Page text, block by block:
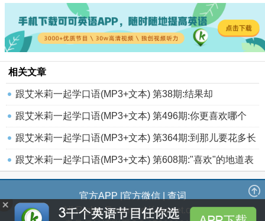
相关文章
跟艾米莉一起学口语(MP3+文本) 第38期:结果却
跟艾米莉一起学口语(MP3+文本) 第496期:你更喜欢哪个
跟艾米莉一起学口语(MP3+文本) 第364期:到那儿要花多长
时
跟艾米莉一起学口语(MP3+文本) 第608期:"喜欢"的地道表
官方APP 官方微信| 查词
All Rights Reserved Kekenet.com